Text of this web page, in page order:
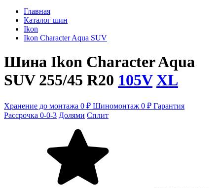
Главная
Каталог шин
Ikon
Ikon Character Aqua SUV
Шина Ikon Character Aqua
SUV 255/45 R20 105V XL
Хранение до монтажа 0 ₽ Шиномонтаж 0 ₽ Гарантия
Рассрочка 0-0-3 Долями Сплит